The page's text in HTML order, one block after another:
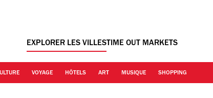
EXPLORER LES VILLESTIME OUT MARKETS
VOYAGE HÔTELS ART MUSIQUE SHOPPING